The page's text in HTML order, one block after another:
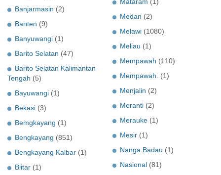
Banjarmasin (2)
Banten (9)
Banyuwangi (1)
Barito Selatan (47)
Barito Selatan Kalimantan
Tengah (5)
Bayuwangi (1)
Bekasi (3)
Bemgkayang (1)
Bengkayang (851)
Bengkayang Kalbar (1)
Blitar (1)
Mataram (1)
Medan (2)
Melawi (1080)
Meliau (1)
Mempawah (110)
Mempawah. (1)
Menjalin (2)
Meranti (2)
Merauke (1)
Mesir (1)
Nanga Badau (1)
Nasional (81)